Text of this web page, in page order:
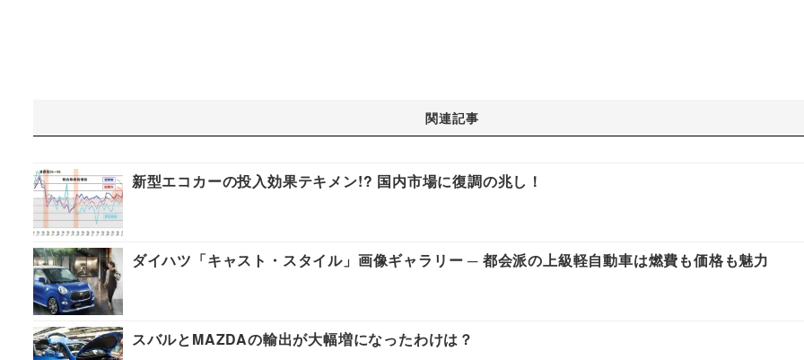
関連記事
新型エコカーの投入効果テキメン!? 国内市場に復調の兆し！
ダイハツ「キャスト・スタイル」画像ギャラリー ─ 都会派の上級軽自動車は燃費も価格も魅力
スバルとMAZDAの輸出が大幅増になったわけは？